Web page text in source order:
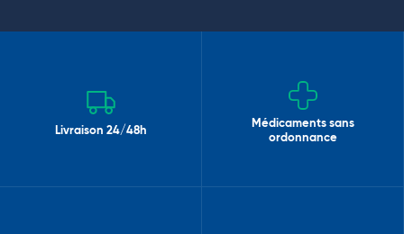
Livraison 24/48h
Médicaments sans
ordonnance